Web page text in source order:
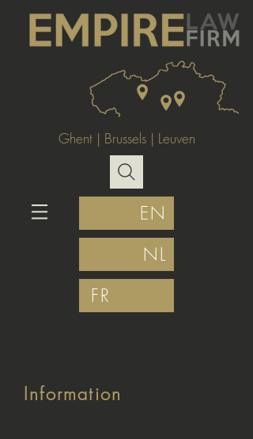
Ghent | Brussels| Leuven
EN
NL
FR
Information